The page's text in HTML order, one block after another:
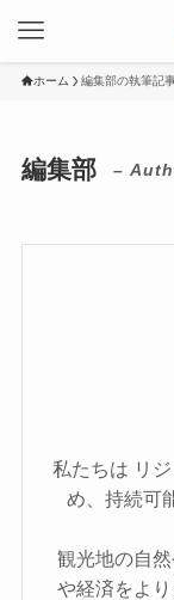
ホーム 編集部の執筆記
編集部 –
私たちは リ
め、持続可
観光地の自
や経済をよ